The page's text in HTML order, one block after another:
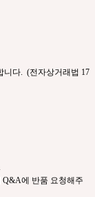
니다. (전자상거래법 17
Q&A에 반품 요청해주